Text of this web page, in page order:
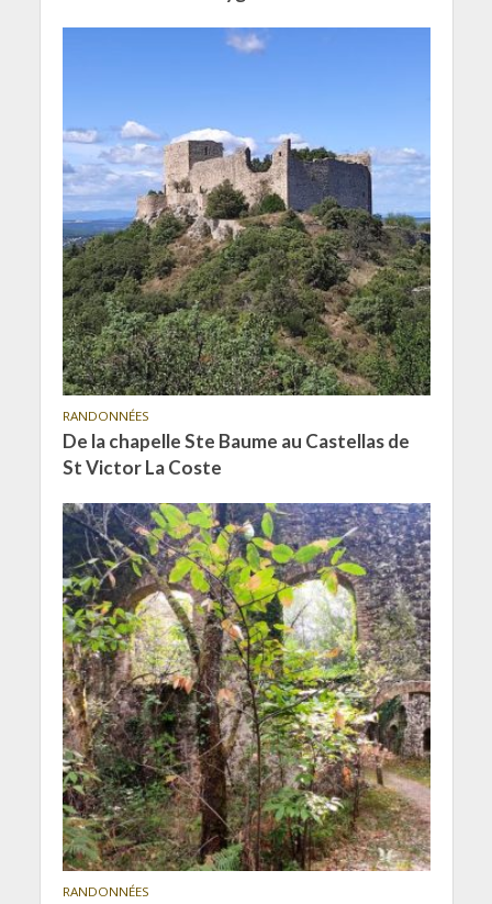
RANDONNÉES
De la chapelle Ste Baume au Castellas de
St Victor La Coste
RANDONNÉES